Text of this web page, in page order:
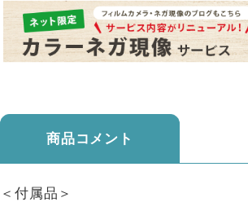
商品コメント
＜付属品＞